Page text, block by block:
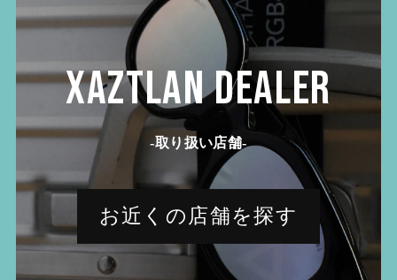
XAZTLAN DEALER
-取り扱い店舗-
お近くの店舗を探す